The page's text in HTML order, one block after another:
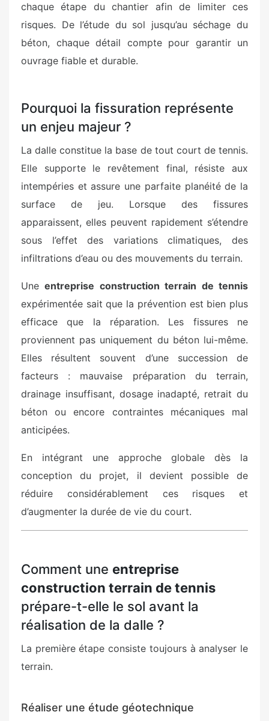
chaque étape du chantier afin de limiter ces
risques. De l’étude du sol jusqu’au séchage du
béton, chaque détail compte pour garantir un
ouvrage fiable et durable.
Pourquoi la fissuration représente
un enjeu majeur ?
La dalle constitue la base de tout court de tennis.
Elle supporte le revêtement final, résiste aux
intempéries et assure une parfaite planéité de la
surface de jeu. Lorsque des fissures
apparaissent, elles peuvent rapidement s’étendre
sous l’effet des variations climatiques, des
infiltrations d’eau ou des mouvements du terrain.
Uneentreprise construction terrain de tennis
expérimentée sait que la prévention est bien plus
efficace que la réparation. Les fissures ne
proviennent pas uniquement du béton lui-même.
Elles résultent souvent d’une succession de
facteurs : mauvaise préparation du terrain,
drainage insuffisant, dosage inadapté, retrait du
béton ou encore contraintes mécaniques mal
anticipées.
En intégrant une approche globale dès la
conception du projet, il devient possible de
réduire considérablement ces risques et
d’augmenter la durée de vie du court.
Comment une entreprise
construction terrain de tennis
prépare-t-elle le sol avant la
réalisation de la dalle ?
La première étape consiste toujours à analyser le
terrain.
Réaliser une étude géotechnique